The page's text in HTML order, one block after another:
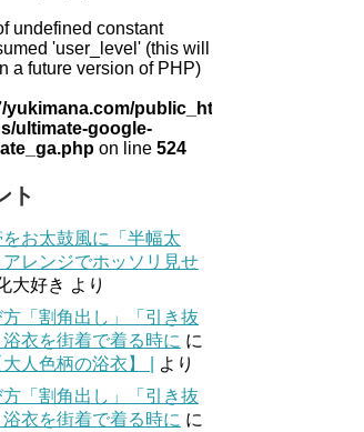
undefined constant
'user_level' (this will
a future version of PHP)
yukimana.com/public_html/wp-
ultimate-google-
on line 524
ト
お太鼓風に「半幅太
レンジでホッソリ見せ
大好き より
「割角出し」「引き抜
衣を街着で着る時に に
人色柄の浴衣】 |
より
「割角出し」「引き抜
衣を街着で着る時に に